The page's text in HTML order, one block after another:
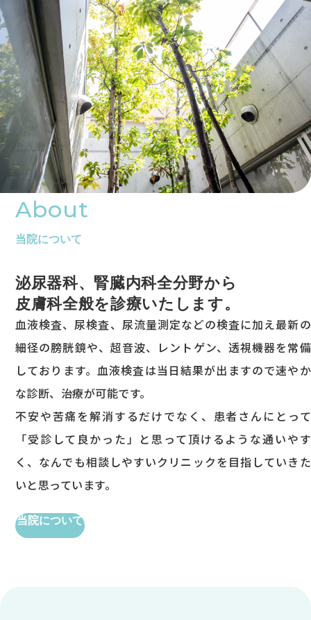
About
当院について
泌尿器科、腎臓内科全分野から
皮膚科全般を診療いたします。
血液検査、尿検査、尿流量測定などの検査に加え最新の
細径の膀胱鏡や、超音波、レントゲン、透視機器を常備
しております。血液検査は当日結果が出ますので速やか
な診断、治療が可能です。
不安や苦痛を解消するだけでなく、患者さんにとって
「受診して良かった」と思って頂けるような通いやす
く、なんでも相談しやすいクリニックを目指していきた
いと思っています。
当院について